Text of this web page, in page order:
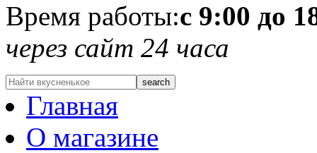
Время работы:с 9:00 до
через сайт 24 часа
Главная
О магазине